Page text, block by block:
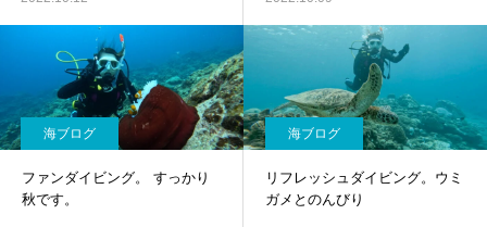
海ブログ
ファンダイビング。 すっかり
秋です。
海ブログ
リフレッシュダイビング。ウミ
ガメとのんびり